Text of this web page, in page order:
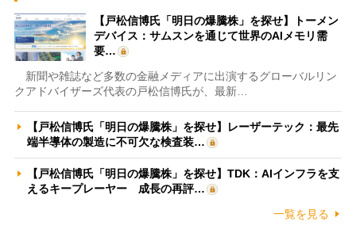
【戸松信博氏「明日の爆騰株」を探せ】トーメン
デバイス：サムスンを通じて世界のAIメモリ需
要…
新聞や雑誌など多数の金融メディアに出演するグローバルリン
クアドバイザーズ代表の戸松信博氏が、最新…
【戸松信博氏「明日の爆騰株」を探せ】レーザーテック：最先
端半導体の製造に不可欠な検査装…
【戸松信博氏「明日の爆騰株」を探せ】TDK：AIインフラを支
えるキープレーヤー 成長の再評…
一覧を見る